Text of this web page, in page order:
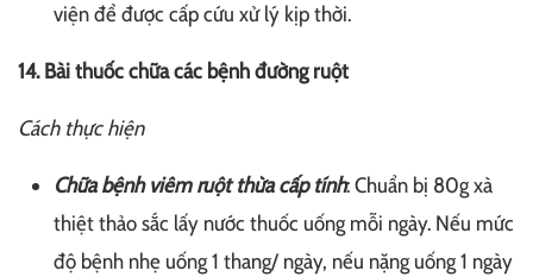
viện để được cấp cứu xử lý kịp thời.
14. Bài thuốc chữa các bệnh đường ruột
Cách thực hiện
Chữa bệnh viêm ruột thừa cấp tính: Chuẩn bị 80g xà
thiệt thảo sắc lấy nước thuốc uống mỗi ngày. Nếu mức
độ bệnh nhẹ uống 1 thang/ ngày, nếu nặng uống 1 ngày